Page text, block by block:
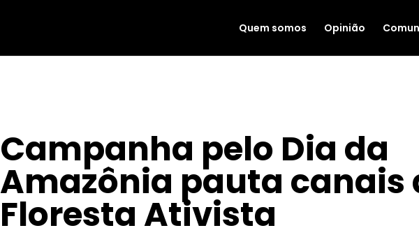
Quem somos Opinião
Campanha pelo Dia da
Amazônia pauta canais
Floresta Ativista